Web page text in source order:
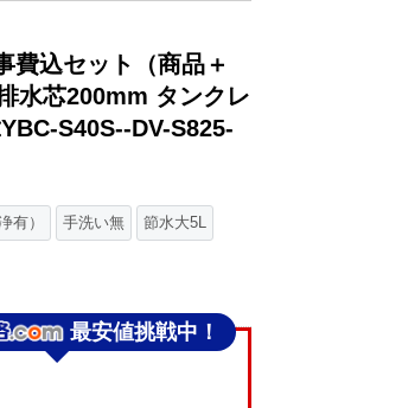
費込セット（商品＋
水芯200mm タンクレ
S40S--DV-S825-
有） 手洗い無 節水大5L
最安値挑戦中！